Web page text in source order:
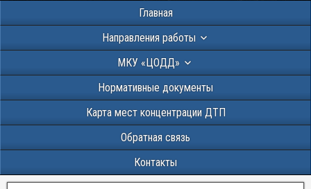
Главная
Направления работы
МКУ «ЦОДД»
Нормативные документы
Карта мест концентрации ДТП
Обратная связь
Контакты